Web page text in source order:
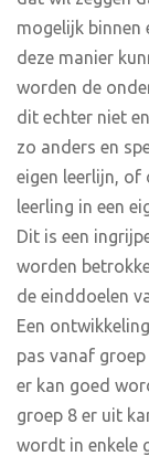
mogelijk binnen
deze manier
worden de
dit echter niet
zo anders en
eigen leerlijn, of
leerling in een
Dit is een
worden
de einddoelen
Een
pas vanaf
er kan goed
groep 8 er uit
wordt in enkele